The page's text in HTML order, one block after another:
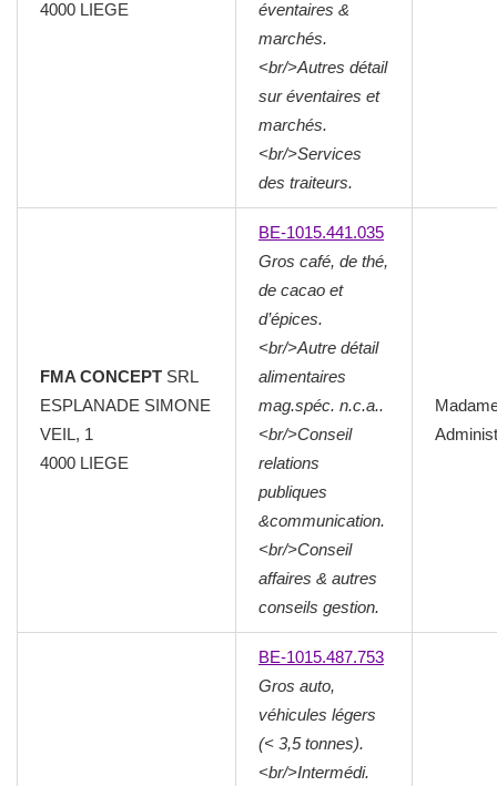
4000 LIEGE
éventaires &
marchés.
<br/>Autres détail
sur éventaires et
marchés.
<br/>Services
des traiteurs.
FMA CONCEPT SRL
ESPLANADE SIMONE
VEIL, 1
4000 LIEGE
BE-1015.441.035
Gros café, de thé,
de cacao et
d’épices.
<br/>Autre détail
alimentaires
mag.spéc. n.c.a..
<br/>Conseil
relations
publiques
&communication.
<br/>Conseil
affaires & autres
conseils gestion.
BE-1015.487.753
Gros auto,
véhicules légers
(< 3,5 tonnes).
<br/>Intermédi.